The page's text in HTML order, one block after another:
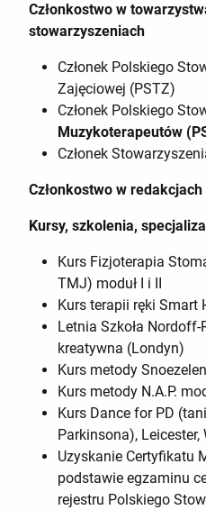
Członkostwo w
stowarzyszeniach
Członek Polskiego
Zajęciowej (PSTZ)
Członek Polskiego
Muzykoterapeutów
Członek
Członkostwo w
Kursy, szkolenia,
Kurs Fizjoterapia
TMJ) moduł I i II
Kurs terapii ręki Smart
Letnia Szkoła
kreatywna (Londyn)
Kurs metody Snoezelen
Kurs metody N.A.P.
Kurs Dance for PD
Parkinsona),
Uzyskanie Certyfikatu
podstawie egzaminu
rejestru Polskiego